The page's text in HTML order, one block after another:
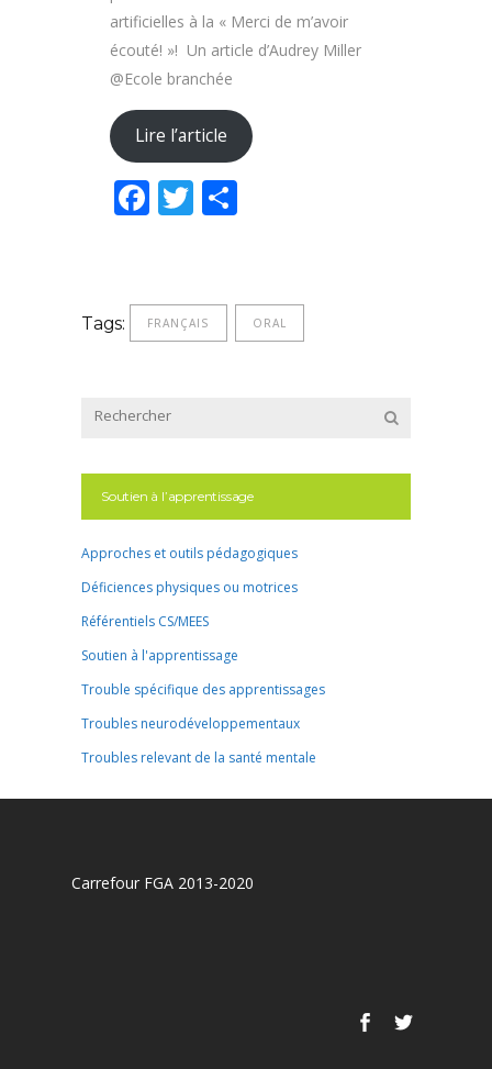
artificielles à la « Merci de m’avoir
écouté! »! Un article d’Audrey Miller
@Ecole branchée
Lire l’article
Facebook
Twitter
Tags: FRANÇAIS ORAL
Soutien à l’apprentissage
Approches et outils pédagogiques
Déficiences physiques ou motrices
Référentiels CS/MEES
Soutien à l'apprentissage
Trouble spécifique des apprentissages
Troubles neurodéveloppementaux
Troubles relevant de la santé mentale
Carrefour FGA 2013-2020